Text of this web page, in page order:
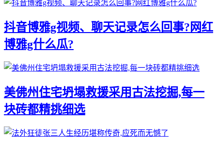
抖音博雅g视频、聊天记录怎么回事?网红
博雅g什么瓜?
美佛州住宅坍塌救援采用古法挖掘,每一
块砖都精挑细选